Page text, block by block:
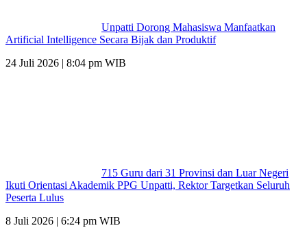
Unpatti Dorong Mahasiswa Manfaatkan
Artificial Intelligence Secara Bijak dan Produktif
24 Juli 2026 | 8:04 pm WIB
715 Guru dari 31 Provinsi dan Luar Negeri
Ikuti Orientasi Akademik PPG Unpatti, Rektor Targetkan Seluruh
Peserta Lulus
8 Juli 2026 | 6:24 pm WIB